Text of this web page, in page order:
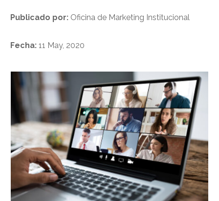
Publicado por: Oficina de Marketing Institucional
Fecha:11 May, 2020